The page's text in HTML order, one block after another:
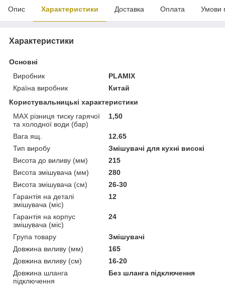
Опис Характеристики Доставка Оплата Умови
Характеристики
Основні
Виробник
PLAMIX
Країна виробник
Китай
Користувальницькі характеристики
MAX різниця тиску гарячої
та холодної води (бар)
1,50
Вага ящ.
12.65
Тип виробу
Змішувачі для кухні високі
Висота до виливу (мм)
215
Висота змішувача (мм)
280
Висота змішувача (см)
26-30
Гарантія на деталі
змішувача (міс)
12
Гарантія на корпус
змішувача (міс)
24
Група товару
Змішувачі
Довжина виливу (мм)
165
Довжина виливу (см)
16-20
Довжина шланга
підключення
Без шланга підключення